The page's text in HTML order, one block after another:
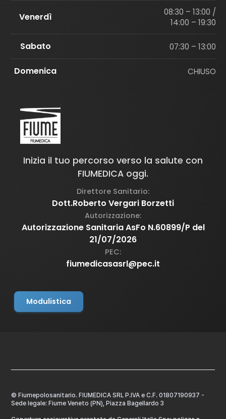
Venerdì
08:30 – 13:00 /
14:00 – 19:30
Sabato 07:30 – 13:00
Domenica CHIUSO
Inizia il tuo percorso verso la salute con
FIUMEDICA oggi.
Direttore Sanitario:
Dott.Roberto Vergari Borzetti
Autorizzazione:
Autorizzazione Sanitaria AsFo N.60899/P del
21/07/2026
PEC:
fiumedicasasrl@pec.it
Modulistica
© Fiumepolosanitario. FIUMEDICA SRL P.IVA e C.F. 01807190937 -
Sede legale: Fiume Veneto (PN), Piazza Bagellardo 3